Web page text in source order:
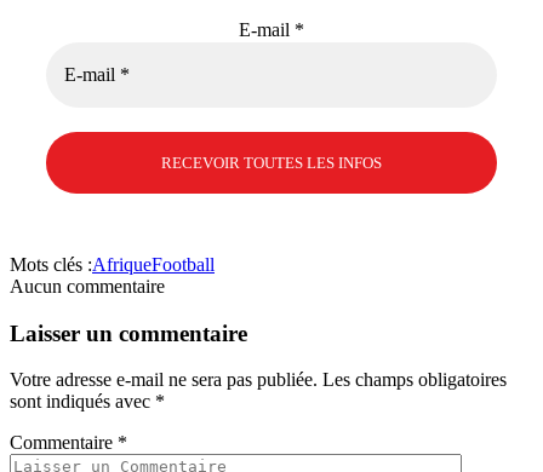
E-mail *
Mots clés :AfriqueFootball
Aucun commentaire
Laisser un commentaire
Votre adresse e-mail ne sera pas publiée. Les champs obligatoires
sont indiqués avec *
Commentaire *